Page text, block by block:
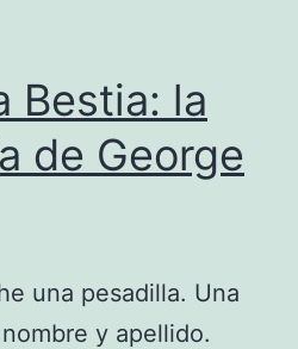
Bestia: la
de George
una pesadilla. Una
y apellido.